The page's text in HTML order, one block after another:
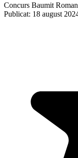
Concurs Baumit
Publicat: 18 august